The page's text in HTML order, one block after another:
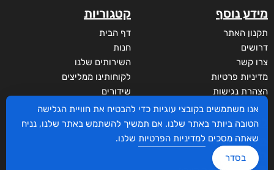
מידע נוסף
תקנון האתר
דרושים
צרו קשר
מדיניות פרטיות
הצהרת נגישות
לקוחות
סביבת סופר
איזור אישי
קטגוריות
דף הבית
חנות
השירותים שלנו
לקוחותינו ממליצים
שידורים
מי אנחנו?
אנו משתמשים בקובצי עוגיות כדי להבטיח את חוויית הגלישה
הטובה ביותר באתר שלנו. אם תמשיך להשתמש באתר שלנו, נניח
שאתה מסכים למדיניות הפרטיות שלנו.
בסדר